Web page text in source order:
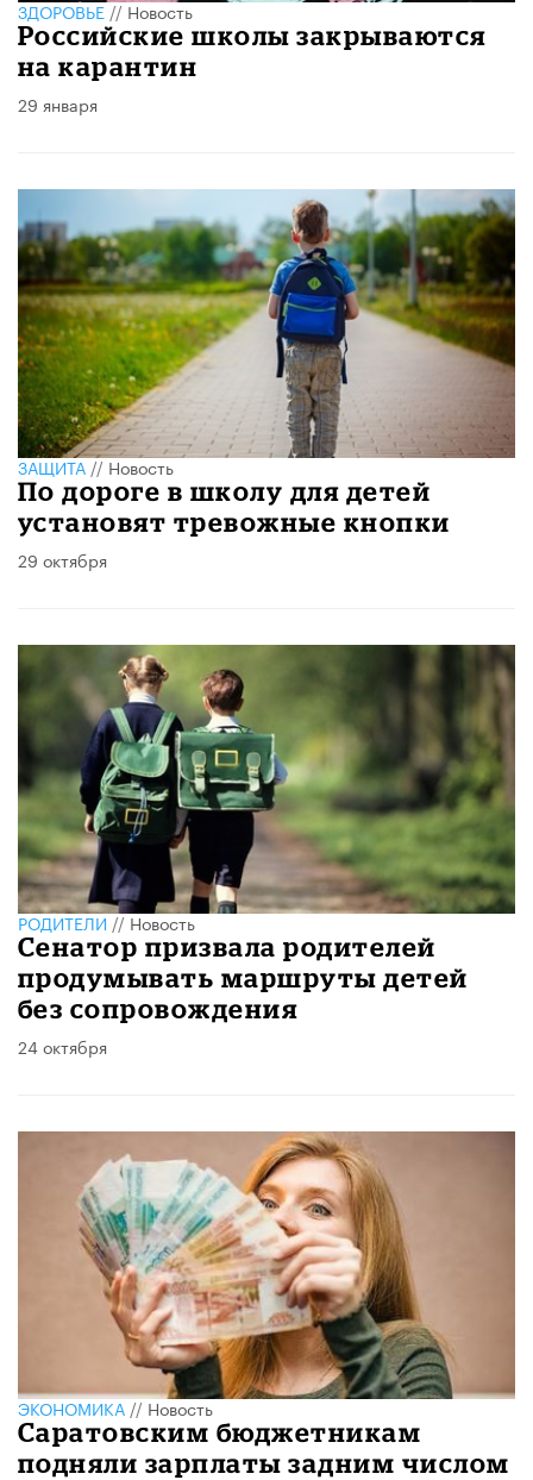
ЗДОРОВЬЕ//Новость
Российские школы закрываются
на карантин
29 января
ЗАЩИТА//Новость
По дороге в школу для детей
установят тревожные кнопки
29 октября
РОДИТЕЛИ//Новость
Сенатор призвала родителей
продумывать маршруты детей
без сопровождения
24 октября
ЭКОНОМИКА//Новость
Саратовским бюджетникам
подняли зарплаты задним числом